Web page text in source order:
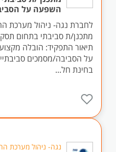
השפעה על
לחברת נגה- ניהול מערכת
מתכנן/ת סביבתי בתחום
תיאור התפקיד: הובלה
על הסביבה/מסמכים
בחינת חל...
נגה- ניהול מערכת